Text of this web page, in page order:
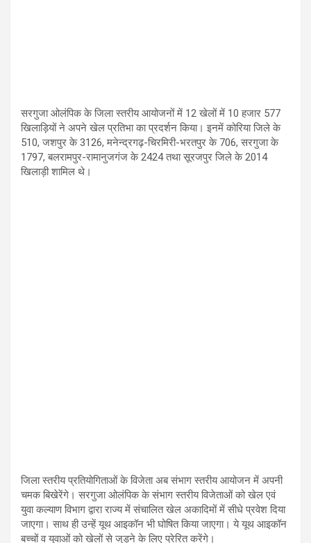
सरगुजा ओलंपिक के जिला स्तरीय आयोजनों में 12 खेलों में 10 हजार 577
खिलाड़ियों ने अपने खेल प्रतिभा का प्रदर्शन किया। इनमें कोरिया जिले के
510, जशपुर के 3126, मनेन्द्रगढ़-चिरमिरी-भरतपुर के 706, सरगुजा के
1797, बलरामपुर-रामानुजगंज के 2424 तथा सूरजपुर जिले के 2014
खिलाड़ी शामिल थे।
जिला स्तरीय प्रतियोगिताओं के विजेता अब संभाग स्तरीय आयोजन में अपनी
चमक बिखेरेंगे। सरगुजा ओलंपिक के संभाग स्तरीय विजेताओं को खेल एवं
युवा कल्याण विभाग द्वारा राज्य में संचालित खेल अकादिमों में सीधे प्रवेश दिया
जाएगा। साथ ही उन्हें यूथ आइकॉन भी घोषित किया जाएगा। ये यूथ आइकॉन
बच्चों व युवाओं को खेलों से जुड़ने के लिए प्रेरित करेंगे।